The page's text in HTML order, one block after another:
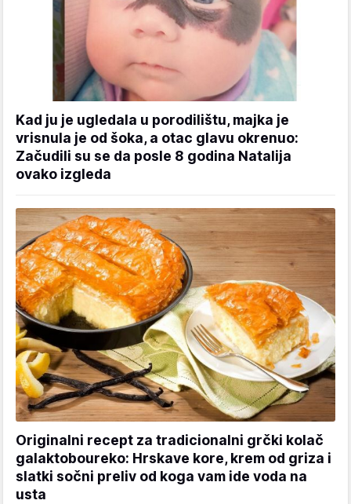
Kad ju je ugledala u porodilištu, majka je
vrisnula je od šoka, a otac glavu okrenuo:
Začudili su se da posle 8 godina Natalija
ovako izgleda
Originalni recept za tradicionalni grčki kolač
galaktoboureko: Hrskave kore, krem od griza i
slatki sočni preliv od koga vam ide voda na
usta